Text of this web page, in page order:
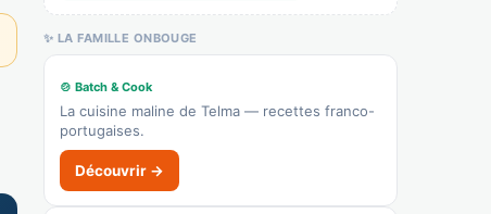
👉 C'est votre commerce ?
Le National
Recensé · non-membre
Marocain
Afficher le n°
✨ LA FAMILLE ONBOUGE
🍲 Batch & Cook
La cuisine maline de Telma — recettes franco-
portugaises.
Découvrir →